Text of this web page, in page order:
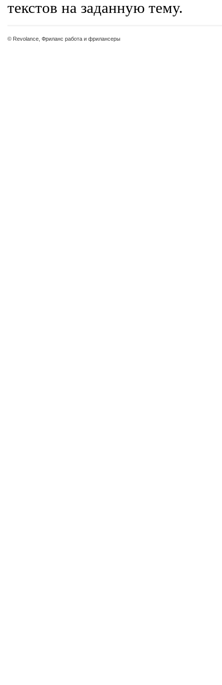
текстов на заданную тему.
© Revolance, Фриланс работа и фрилансеры